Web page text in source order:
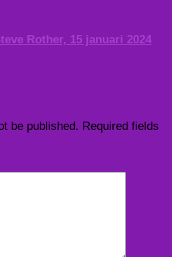
Rother, 15 januari 2024
be published. Required fields